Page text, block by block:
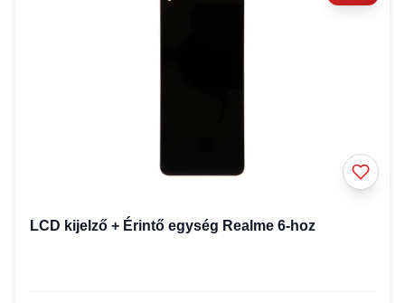
LCD kijelző + Érintő egység Realme 6-hoz